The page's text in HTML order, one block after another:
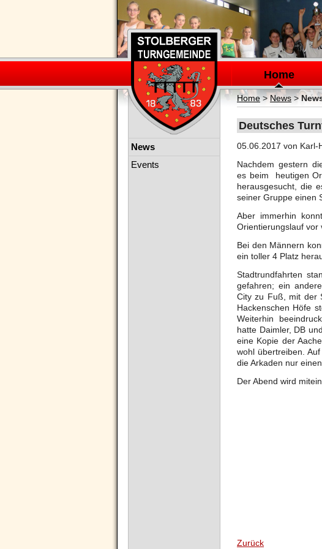
Navigation
überspringen
Home
Home> News>
Deutsches
05.06.2017 von Karl-
Nachdem gestern
es beim heutigen
herausgesucht, die
seiner Gruppe einen
Aber immerhin
Orientierungslauf vor
Bei den Männern
ein toller 4 Platz
Stadtrundfahrten
gefahren; ein
City zu Fuß, mit der
Hackenschen Höfe
Weiterhin
hatte Daimler, DB
eine Kopie der
wohl übertreiben.
die Arkaden nur
Der Abend wird
Zurück
Navigation
News
Events